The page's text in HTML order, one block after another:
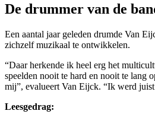
De drummer van de
Een aantal jaar geleden drumde Van
zichzelf muzikaal te ontwikkelen.
“Daar herkende ik heel erg het
speelden nooit te hard en nooit te lang
mij”, evalueert Van Eijck. “Ik werd
Leesgedrag: